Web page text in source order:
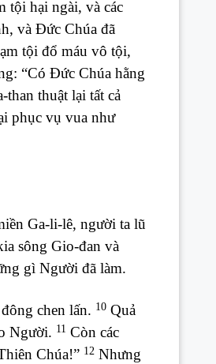
tội hại ngài, và các
và Đức Chúa đã
tội đổ máu vô tội,
“Có Đức Chúa hằng
thuật lại tất cả
phục vụ vua như
Ga-li-lê, người ta lũ
sông Gio-đan và
gì Người đã làm.
chen lấn. 10Quả
Người. 11 Còn các
Chúa!” 12Nhưng